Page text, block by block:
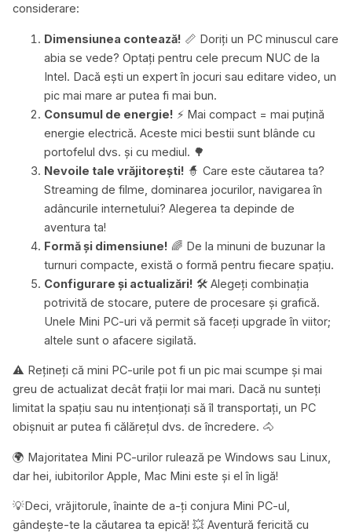
considerare:
Dimensiunea contează! 📏 Doriți un PC minuscul care
abia se vede? Optați pentru cele precum NUC de la
Intel. Dacă ești un expert în jocuri sau editare video, un
pic mai mare ar putea fi mai bun.
Consumul de energie! ⚡ Mai compact = mai puțină
energie electrică. Aceste mici bestii sunt blânde cu
portofelul dvs. și cu mediul. 🌳
Nevoile tale vrăjitorești! 🧙 Care este căutarea ta?
Streaming de filme, dominarea jocurilor, navigarea în
adâncurile internetului? Alegerea ta depinde de
aventura ta!
Formă și dimensiune! 🌈 De la minuni de buzunar la
turnuri compacte, există o formă pentru fiecare spațiu.
Configurare și actualizări! 🛠 Alegeți combinația
potrivită de stocare, putere de procesare și grafică.
Unele Mini PC-uri vă permit să faceți upgrade în viitor;
altele sunt o afacere sigilată.
⚠️ Rețineți că mini PC-urile pot fi un pic mai scumpe și mai
greu de actualizat decât frații lor mai mari. Dacă nu sunteți
limitat la spațiu sau nu intenționați să îl transportați, un PC
obișnuit ar putea fi călărețul dvs. de încredere. 🐴
🌍 Majoritatea Mini PC-urilor rulează pe Windows sau Linux,
dar hei, iubitorilor Apple, Mac Mini este și el în ligă!
💡Deci, vrăjitorule, înainte de a-ți conjura Mini PC-ul,
gândește-te la căutarea ta epică! 💥 Aventură fericită cu